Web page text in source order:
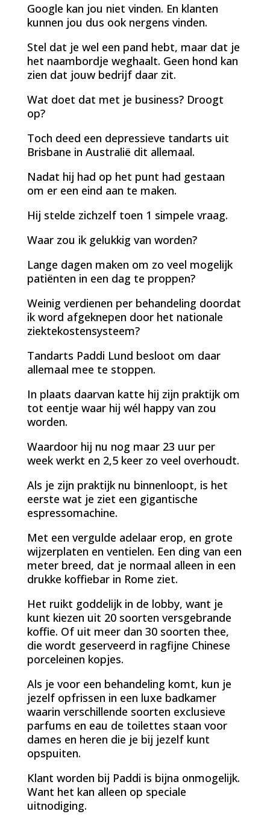
Google kan jou niet vinden. En klanten
kunnen jou dus ook nergens vinden.
Stel dat je wel een pand hebt, maar dat je
het naambordje weghaalt. Geen hond kan
zien dat jouw bedrijf daar zit.
Wat doet dat met je business? Droogt
op?
Toch deed een depressieve tandarts uit
Brisbane in Australië dit allemaal.
Nadat hij had op het punt had gestaan
om er een eind aan te maken.
Hij stelde zichzelf toen 1 simpele vraag.
Waar zou ik gelukkig van worden?
Lange dagen maken om zo veel mogelijk
patiënten in een dag te proppen?
Weinig verdienen per behandeling doordat
ik word afgeknepen door het nationale
ziektekostensysteem?
Tandarts Paddi Lund besloot om daar
allemaal mee te stoppen.
In plaats daarvan katte hij zijn praktijk om
tot eentje waar hij wél happy van zou
worden.
Waardoor hij nu nog maar 23 uur per
week werkt en 2,5 keer zo veel overhoudt.
Als je zijn praktijk nu binnenloopt, is het
eerste wat je ziet een gigantische
espressomachine.
Met een vergulde adelaar erop, en grote
wijzerplaten en ventielen. Een ding van een
meter breed, dat je normaal alleen in een
drukke koffiebar in Rome ziet.
Het ruikt goddelijk in de lobby, want je
kunt kiezen uit 20 soorten versgebrande
koffie. Of uit meer dan 30 soorten thee,
die wordt geserveerd in ragfijne Chinese
porceleinen kopjes.
Als je voor een behandeling komt, kun je
jezelf opfrissen in een luxe badkamer
waarin verschillende soorten exclusieve
parfums en eau de toilettes staan voor
dames en heren die je bij jezelf kunt
opspuiten.
Klant worden bij Paddi is bijna onmogelijk.
Want het kan alleen op speciale
uitnodiging.